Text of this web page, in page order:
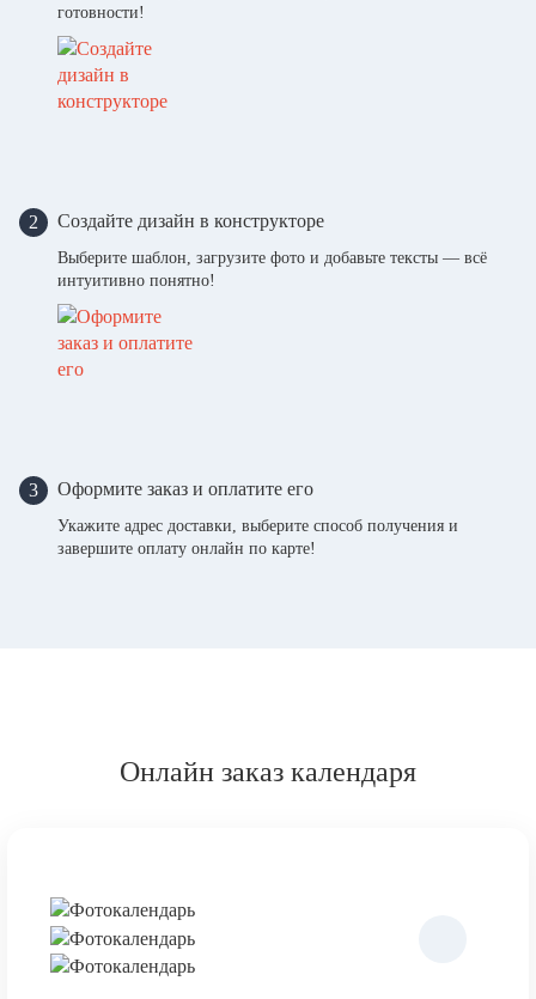
готовности!
2 Создайте дизайн в конструкторе
Выберите шаблон, загрузите фото и добавьте тексты — всё
интуитивно понятно!
3 Оформите заказ и оплатите его
Укажите адрес доставки, выберите способ получения и
завершите оплату онлайн по карте!
Онлайн заказ календаря